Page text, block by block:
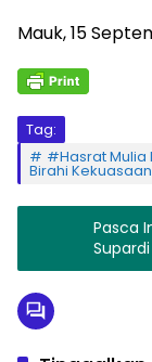
Mauk, 15
Tag:
#Hasrat Mulia
Birahi
Pasca
Supardi